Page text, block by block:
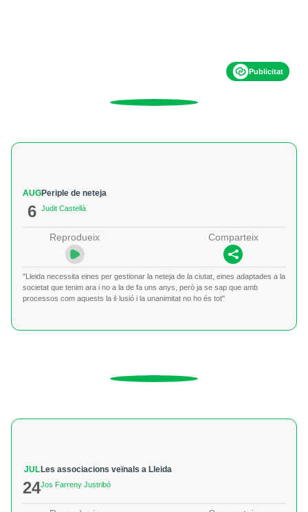
Publicitat
AUG
6
Periple de neteja
Judit Castellà
Reprodueix Comparteix
"Lleida necessita eines per gestionar la neteja de la ciutat, eines adaptades a la
societat que tenim ara i no a la de fa uns anys, però ja se sap que amb
processos com aquests la il·lusió i la unanimitat no ho és tot"
JUL
24
Les associacions veïnals a Lleida
Jos Farreny Justribó